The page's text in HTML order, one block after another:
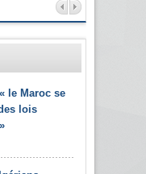
le Maroc se
lois